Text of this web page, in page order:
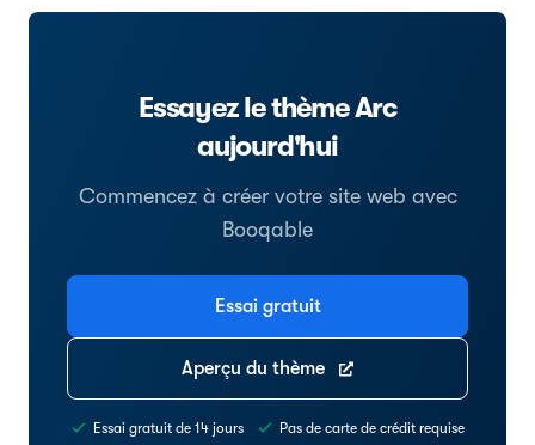
Essayez le thème Arc
aujourd'hui
Commencez à créer votre site web avec
Booqable
Essai gratuit
Aperçu du thème
Essai gratuit de 14 jours Pas de carte de crédit requise